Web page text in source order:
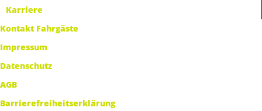
Karriere
Kontakt Fahrgäste
Impressum
Datenschutz
AGB
Barrierefreiheitserklärung